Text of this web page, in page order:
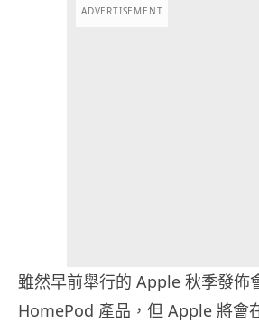
ADVERTISEMENT
雖然早前舉行的 Apple 秋季發佈
HomePod 產品，但 Apple 將會